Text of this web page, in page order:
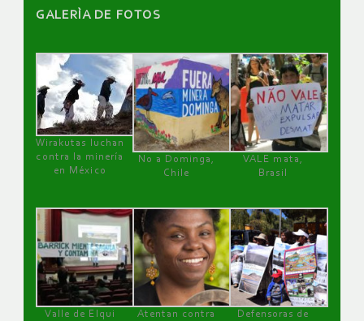
GALERÌA DE FOTOS
Wirakutas luchan
contra la minería
en México
No a Dominga,
Chile
VALE mata,
Brasil
Valle de Elqui
Atentan contra
Defensoras de